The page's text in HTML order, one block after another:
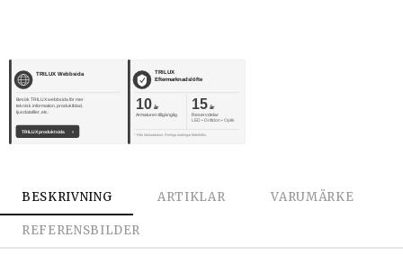
TRILUX Webbsida
Besök TRILUX webbsida för mer
teknisk information, produktblad,
ljusdatafiler, etc.
›
TRILUX produktsida
TRILUX
Eftermarknadslöfte
10 år
Armaturen tillgänglig
15 år
Reservdelar
LED • Driftdon • Optik
* Från fakturadatum. Rimliga ändringar förbehålls.
BESKRIVNING ARTIKLAR VARUMÄRKE
REFERENSBILDER